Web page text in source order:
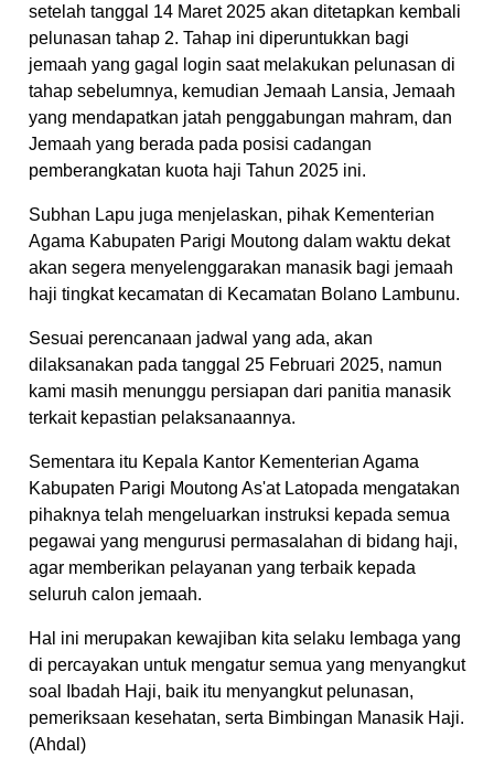
setelah tanggal 14 Maret 2025 akan ditetapkan kembali
pelunasan tahap 2. Tahap ini diperuntukkan bagi
jemaah yang gagal login saat melakukan pelunasan di
tahap sebelumnya, kemudian Jemaah Lansia, Jemaah
yang mendapatkan jatah penggabungan mahram, dan
Jemaah yang berada pada posisi cadangan
pemberangkatan kuota haji Tahun 2025 ini.
Subhan Lapu juga menjelaskan, pihak Kementerian
Agama Kabupaten Parigi Moutong dalam waktu dekat
akan segera menyelenggarakan manasik bagi jemaah
haji tingkat kecamatan di Kecamatan Bolano Lambunu.
Sesuai perencanaan jadwal yang ada, akan
dilaksanakan pada tanggal 25 Februari 2025, namun
kami masih menunggu persiapan dari panitia manasik
terkait kepastian pelaksanaannya.
Sementara itu Kepala Kantor Kementerian Agama
Kabupaten Parigi Moutong As'at Latopada mengatakan
pihaknya telah mengeluarkan instruksi kepada semua
pegawai yang mengurusi permasalahan di bidang haji,
agar memberikan pelayanan yang terbaik kepada
seluruh calon jemaah.
Hal ini merupakan kewajiban kita selaku lembaga yang
di percayakan untuk mengatur semua yang menyangkut
soal Ibadah Haji, baik itu menyangkut pelunasan,
pemeriksaan kesehatan, serta Bimbingan Manasik Haji.
(Ahdal)